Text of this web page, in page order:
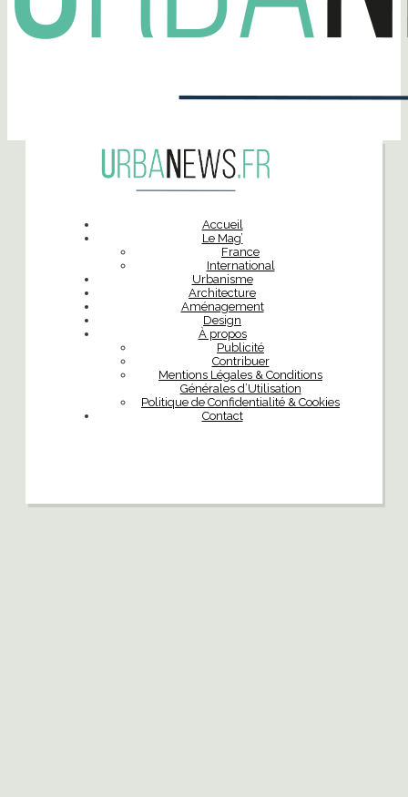
Accueil
Le Mag’
France
International
Urbanisme
Architecture
Aménagement
Design
À propos
Publicité
Contribuer
Mentions Légales & Conditions
Générales d’Utilisation
Politique de Confidentialité & Cookies
Contact